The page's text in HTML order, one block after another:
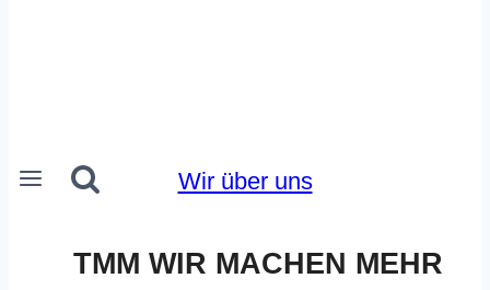
Wir über uns
TMM WIR MACHEN MEHR